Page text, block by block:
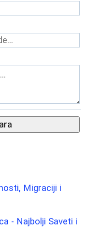
Migraciji i
- Najbolji Saveti i